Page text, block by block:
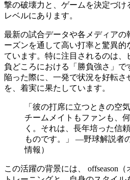
撃の破壊力と、ゲームを決定づ
レベルにあります。
最新の試合データや各メディアの
ーズンを通して高い打率と驚異
ています。特に注目されるのは、
負どころにおける「勝負強さ」で
陥った際に、一発で状況を好転さ
を、着実に果たしています。
「彼の打席に立つときの空
チームメイトもファンも、
く。それは、長年培った信
ものです。」 ―野球解説者
情報）
この活躍の背景には、 offseason